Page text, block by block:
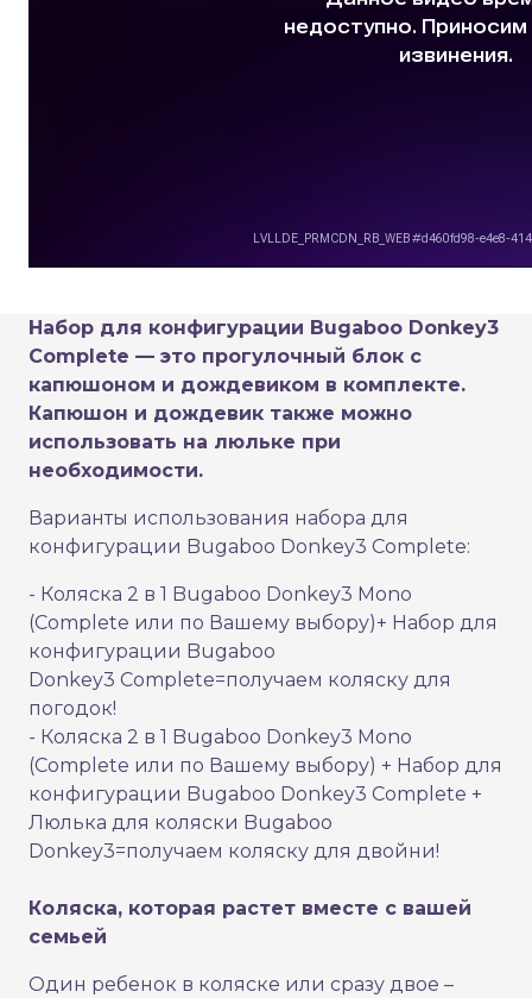
Набор для конфигурации Bugaboo Donkey3
Complete — это прогулочный блок с
капюшоном и дождевиком в комплекте.
Капюшон и дождевик также можно
использовать на люльке при
необходимости.
Варианты использования набора для
конфигурации Bugaboo Donkey3 Complete:
- Коляска 2 в 1 Bugaboo Donkey3 Mono
(Complete или по Вашему выбору)+ Набор для
конфигурации Bugaboo
Donkey3 Complete=получаем коляску для
погодок!
- Коляска 2 в 1 Bugaboo Donkey3 Mono
(Complete или по Вашему выбору) + Набор для
конфигурации Bugaboo Donkey3 Complete +
Люлька для коляски Bugaboo
Donkey3=получаем коляску для двойни!
Коляска, которая растет вместе с вашей
семьей
Один ребенок в коляске или сразу двое –